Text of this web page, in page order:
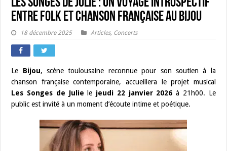
Les Songes de Julie : un voyage introspectif
entre folk et chanson française au Bijou
18 décembre 2025 Articles, Concerts
Le Bijou, scène toulousaine reconnue pour son soutien à la
chanson française contemporaine, accueillera le projet musical
Les Songes de Julie le jeudi 22 janvier 2026 à 21h00. Le
public est invité à un moment d’écoute intime et poétique.